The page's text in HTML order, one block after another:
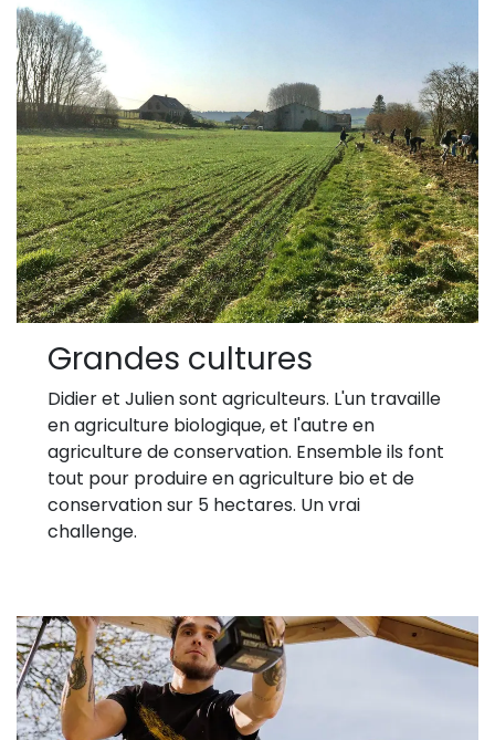
Grandes cultures
Didier et Julien sont agriculteurs. L'un travaille
en agriculture biologique, et l'autre en
agriculture de conservation. Ensemble ils font
tout pour produire en agriculture bio et de
conservation sur 5 hectares. Un vrai
challenge.